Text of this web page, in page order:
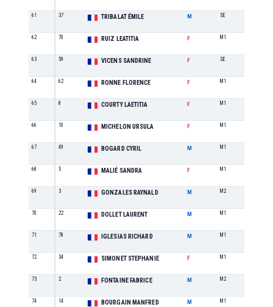
61 37 TRIBALAT ÉMILE M SE
62 70 RUIZ LEATITIA F M1
63 59 VICENS SANDRINE F SE
64 62 RONNE FLORENCE F M1
65 8 COURTY LAETITIA F M1
66 10 MICHELON URSULA F M1
67 49 BOGARD CYRIL M M1
68 5 MALIÉ SANDRA F M1
69 3 GONZALES RAYNALD M M2
70 22 DOLLET LAURENT M M1
71 78 IGLESIAS RICHARD M M1
72 34 SIMONET STEPHANIE F M1
73 2 FONTAINE FABRICE M M2
74 14 BOURGAIN MANFRED M M1